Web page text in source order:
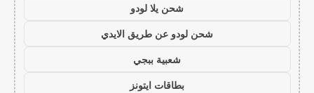
شحن يلا لودو
شحن لودو عن طريق الايدي
شعبية ببجي
بطاقات ايتونز